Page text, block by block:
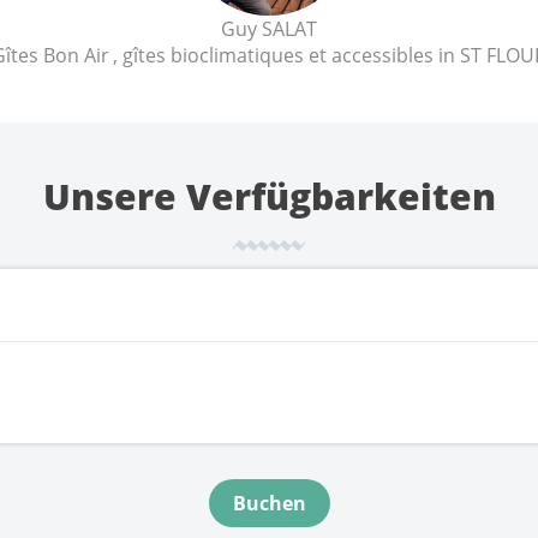
Guy SALAT
Bon Air, gîtes bioclimatiques et accessibles in ST
Unsere Verfügbarkeiten
Buchen